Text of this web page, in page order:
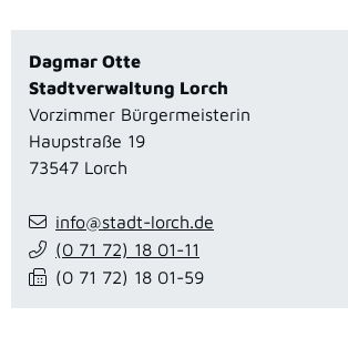
Dagmar Otte
Stadtverwaltung Lorch
Vorzimmer Bürgermeisterin
Haupstraße 19
73547 Lorch
info@stadt-lorch.de
(0 71 72) 18 01-11
(0 71 72) 18 01-59